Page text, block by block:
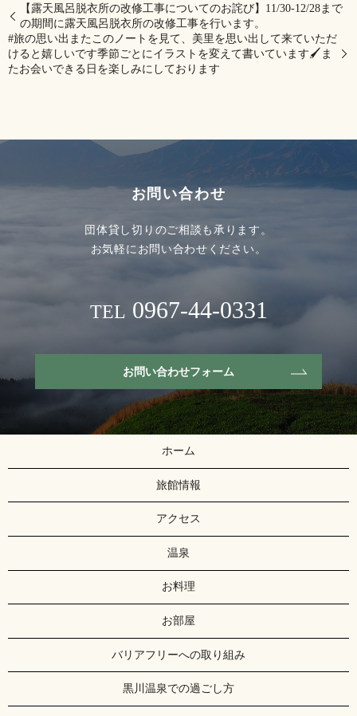
【露天風呂脱衣所の改修工事についてのお詫び】11/30-12/28まで
の期間に露天風呂脱衣所の改修工事を行います。
#旅の思い出またこのノートを見て、美里を思い出して来ていただ
けると嬉しいです️季節ごとにイラストを変えて書いています🖌️ま
たお会いできる日を楽しみにしております
お問い合わせ
団体貸し切りのご相談も承ります。
お気軽にお問い合わせください。
TEL 0967-44-0331
お問い合わせフォーム
ホーム
旅館情報
アクセス
温泉
お料理
お部屋
バリアフリーへの取り組み
黒川温泉での過ごし方